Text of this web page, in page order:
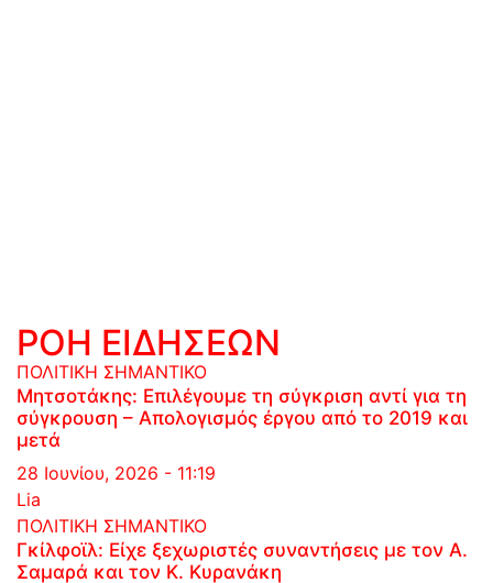
ΡΟΗ ΕΙΔΗΣΕΩΝ
ΠΟΛΙΤΙΚΗ ΣΗΜΑΝΤΙΚΟ
Μητσοτάκης: Επιλέγουμε τη σύγκριση αντί για τη
σύγκρουση – Απολογισμός έργου από το 2019 και
μετά
28 Ιουνίου, 2026 - 11:19
Lia
ΠΟΛΙΤΙΚΗ ΣΗΜΑΝΤΙΚΟ
Γκίλφοϊλ: Είχε ξεχωριστές συναντήσεις με τον Α.
Σαμαρά και τον Κ. Κυρανάκη